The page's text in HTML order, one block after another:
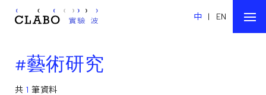
中 | EN
#藝術研究
共 1 筆資料